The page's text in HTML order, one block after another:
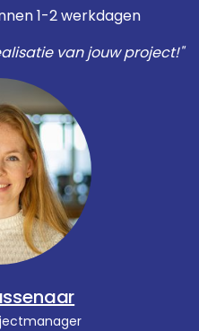
1-2 werkdagen
van jouw project!"